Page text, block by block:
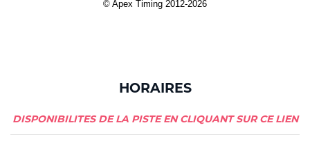
HORAIRES
DISPONIBILITES DE LA PISTE EN CLIQUANT SUR CE LIEN